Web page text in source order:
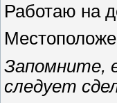
Работаю на
Запомните,
следует